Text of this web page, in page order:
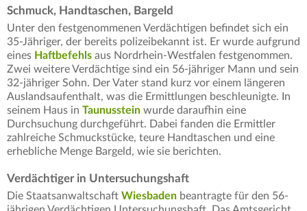
Schmuck, Handtaschen, Bargeld
Unter den festgenommenen Verdächtigen befindet sich ein
35-Jähriger, der bereits polizeibekannt ist. Er wurde aufgrund
eines Haftbefehls aus Nordrhein-Westfalen festgenommen.
Zwei weitere Verdächtige sind ein 56-jähriger Mann und sein
32-jähriger Sohn. Der Vater stand kurz vor einem längeren
Auslandsaufenthalt, was die Ermittlungen beschleunigte. In
seinem Haus in Taunusstein wurde daraufhin eine
Durchsuchung durchgeführt. Dabei fanden die Ermittler
zahlreiche Schmuckstücke, teure Handtaschen und eine
erhebliche Menge Bargeld, wie sie berichten.
Verdächtiger in Untersuchungshaft
Die Staatsanwaltschaft Wiesbaden beantragte für den 56-